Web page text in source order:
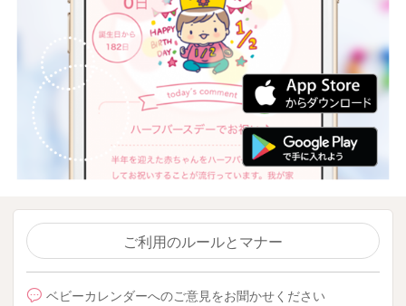
ご利用のルールとマナー
ベビーカレンダーへのご意見をお聞かせください